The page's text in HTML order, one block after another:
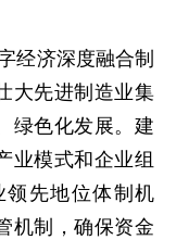
经济深度融合制
大先进制造业集
绿色化发展。建
业模式和企业组
先地位体制机
机制，确保资金